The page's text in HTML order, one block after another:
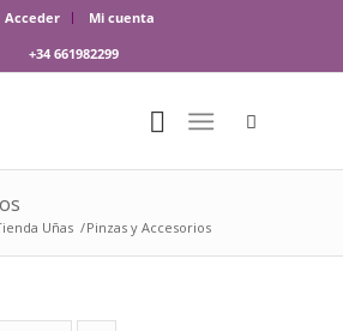
Acceder
Mi cuenta
+34 661982299
Uñas /Pinzas y Accesorios